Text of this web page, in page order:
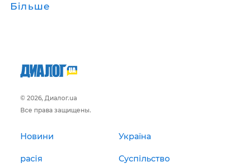
Більше
© 2026, Диалог.ua
Все права защищены.
Новини Україна
расія Суспільство